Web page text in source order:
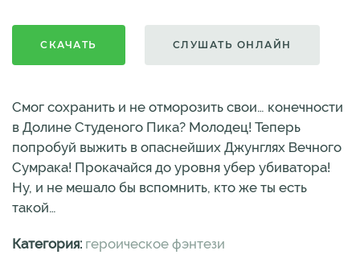
СКАЧАТЬ СЛУШАТЬ ОНЛАЙН
Смог сохранить и не отморозить свои… конечности
в Долине Студеного Пика? Молодец! Теперь
попробуй выжить в опаснейших Джунглях Вечного
Сумрака! Прокачайся до уровня убер убиватора!
Ну, и не мешало бы вспомнить, кто же ты есть
такой…
Категория: героическое фэнтези